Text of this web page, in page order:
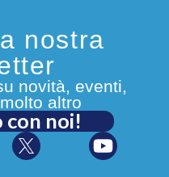
nostra
novità, eventi,
altro
con noi!